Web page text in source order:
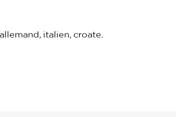
italien, croate.